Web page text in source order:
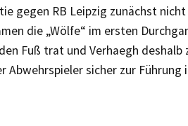
gegen RB Leipzig zunächst
die „Wölfe“ im ersten
Fuß trat und Verhaegh deshalb
sicher zur Führung